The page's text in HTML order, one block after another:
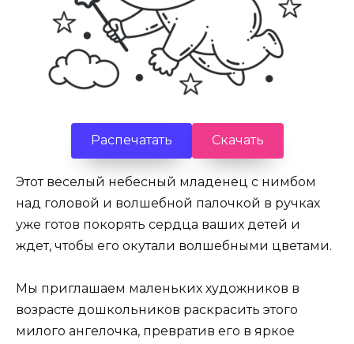
Распечатать Скачать
Этот веселый небесный младенец с нимбом
над головой и волшебной палочкой в ручках
уже готов покорять сердца ваших детей и
ждет, чтобы его окутали волшебными цветами.
Мы приглашаем маленьких художников в
возрасте дошкольников раскрасить этого
милого ангелочка, превратив его в яркое